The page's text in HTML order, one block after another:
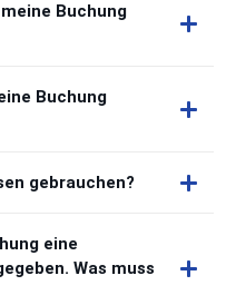
Buchung
Buchung
gebrauchen?
eine
Was muss